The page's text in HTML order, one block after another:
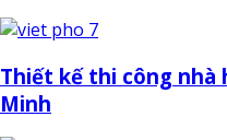
Thiết kế thi công nhà
Minh